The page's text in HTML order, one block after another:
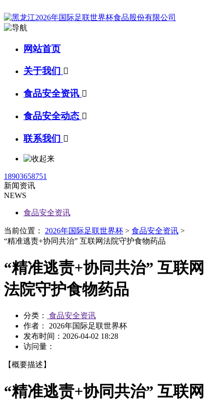
网站首页
关于我们 
食品安全资讯 
食品安全动态 
联系我们 
18903658751
新闻资讯
NEWS
食品安全资讯
当前位置： 2026年国际足联世界杯 > 食品安全资讯 >
“精准逃责+协同共治” 互联网法院守护食物药品
“精准逃责+协同共治” 互联网
法院守护食物药品
分类：
食品安全资讯
作者： 2026年国际足联世界杯
发布时间： 2026-04-02 18:28
访问量：
【概要描述】
“精准逃责+协同共治” 互联网